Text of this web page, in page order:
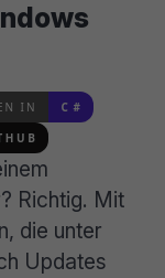
Richtig. Mit
die unter
Updates